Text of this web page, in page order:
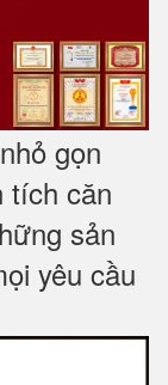
gọn
tích căn
sản
yêu cầu